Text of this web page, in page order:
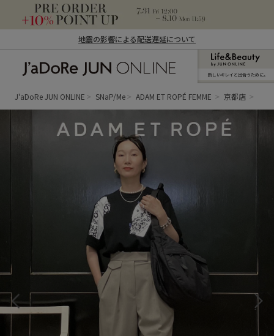
地震の影響による配送遅延について
ン オンライン）
新しいキレイと出合うために。
J'aDoRe JUN ONLINE SNaP/Me ADAM ET ROPÉ FEMME 京都店